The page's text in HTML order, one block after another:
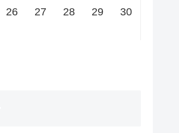
26 27 28 29
30